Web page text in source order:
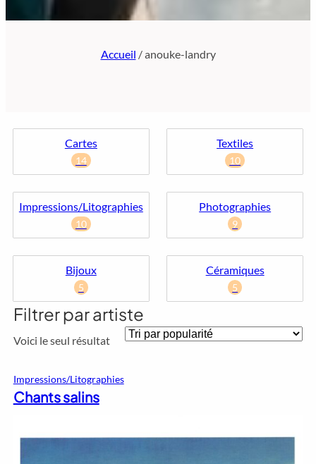
Accueil / anouke-landry
Cartes
14
Textiles
10
Impressions/Litographies
10
Photographies
9
Bijoux
5
Céramiques
5
Filtrer par artiste
Voici le seul résultat
Impressions/Litographies
Chants salins